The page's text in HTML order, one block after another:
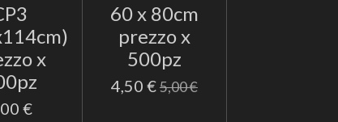
x
€
60 x 80cm
prezzo x
500pz
4,50 €5,00 €